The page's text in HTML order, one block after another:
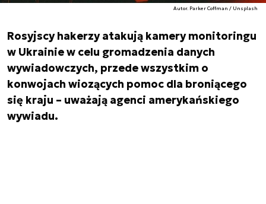
Autor. Parker Coffman / Unsplash
Rosyjscy hakerzy atakują kamery monitoringu
w Ukrainie w celu gromadzenia danych
wywiadowczych, przede wszystkim o
konwojach wiozących pomoc dla broniącego
się kraju – uważają agenci amerykańskiego
wywiadu.